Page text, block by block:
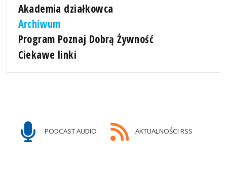
Akademia działkowca
Archiwum
Program Poznaj Dobrą Żywność
Ciekawe linki
PODCAST AUDIO AKTUALNOŚCI RSS